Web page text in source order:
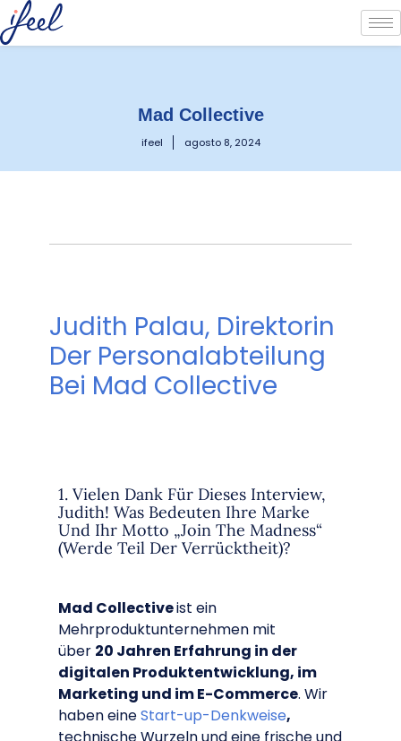
Mad Collective
ifeel agosto 8, 2024
Judith Palau, Direktorin
Der Personalabteilung
Bei Mad Collective
1. Vielen Dank Für Dieses Interview,
Judith! Was Bedeuten Ihre Marke
Und Ihr Motto „Join The Madness“
(Werde Teil Der Verrücktheit)?
Mad Collectiveist ein
Mehrproduktunternehmen mit
über 20 Jahren Erfahrung in der
digitalen Produktentwicklung, im
Marketing und im E-Commerce. Wir
haben eineStart-up-Denkweise,